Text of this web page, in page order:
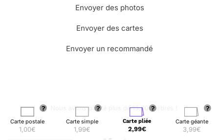
Carte postale
1,00€
Carte simple
1,99€
Carte pliée
2,99€
Carte géante
3,99€
Envoyer des photos
Envoyer des cartes
Envoyer un recommandé
🌳 Nous avons planté plus de 13.000 arbres !